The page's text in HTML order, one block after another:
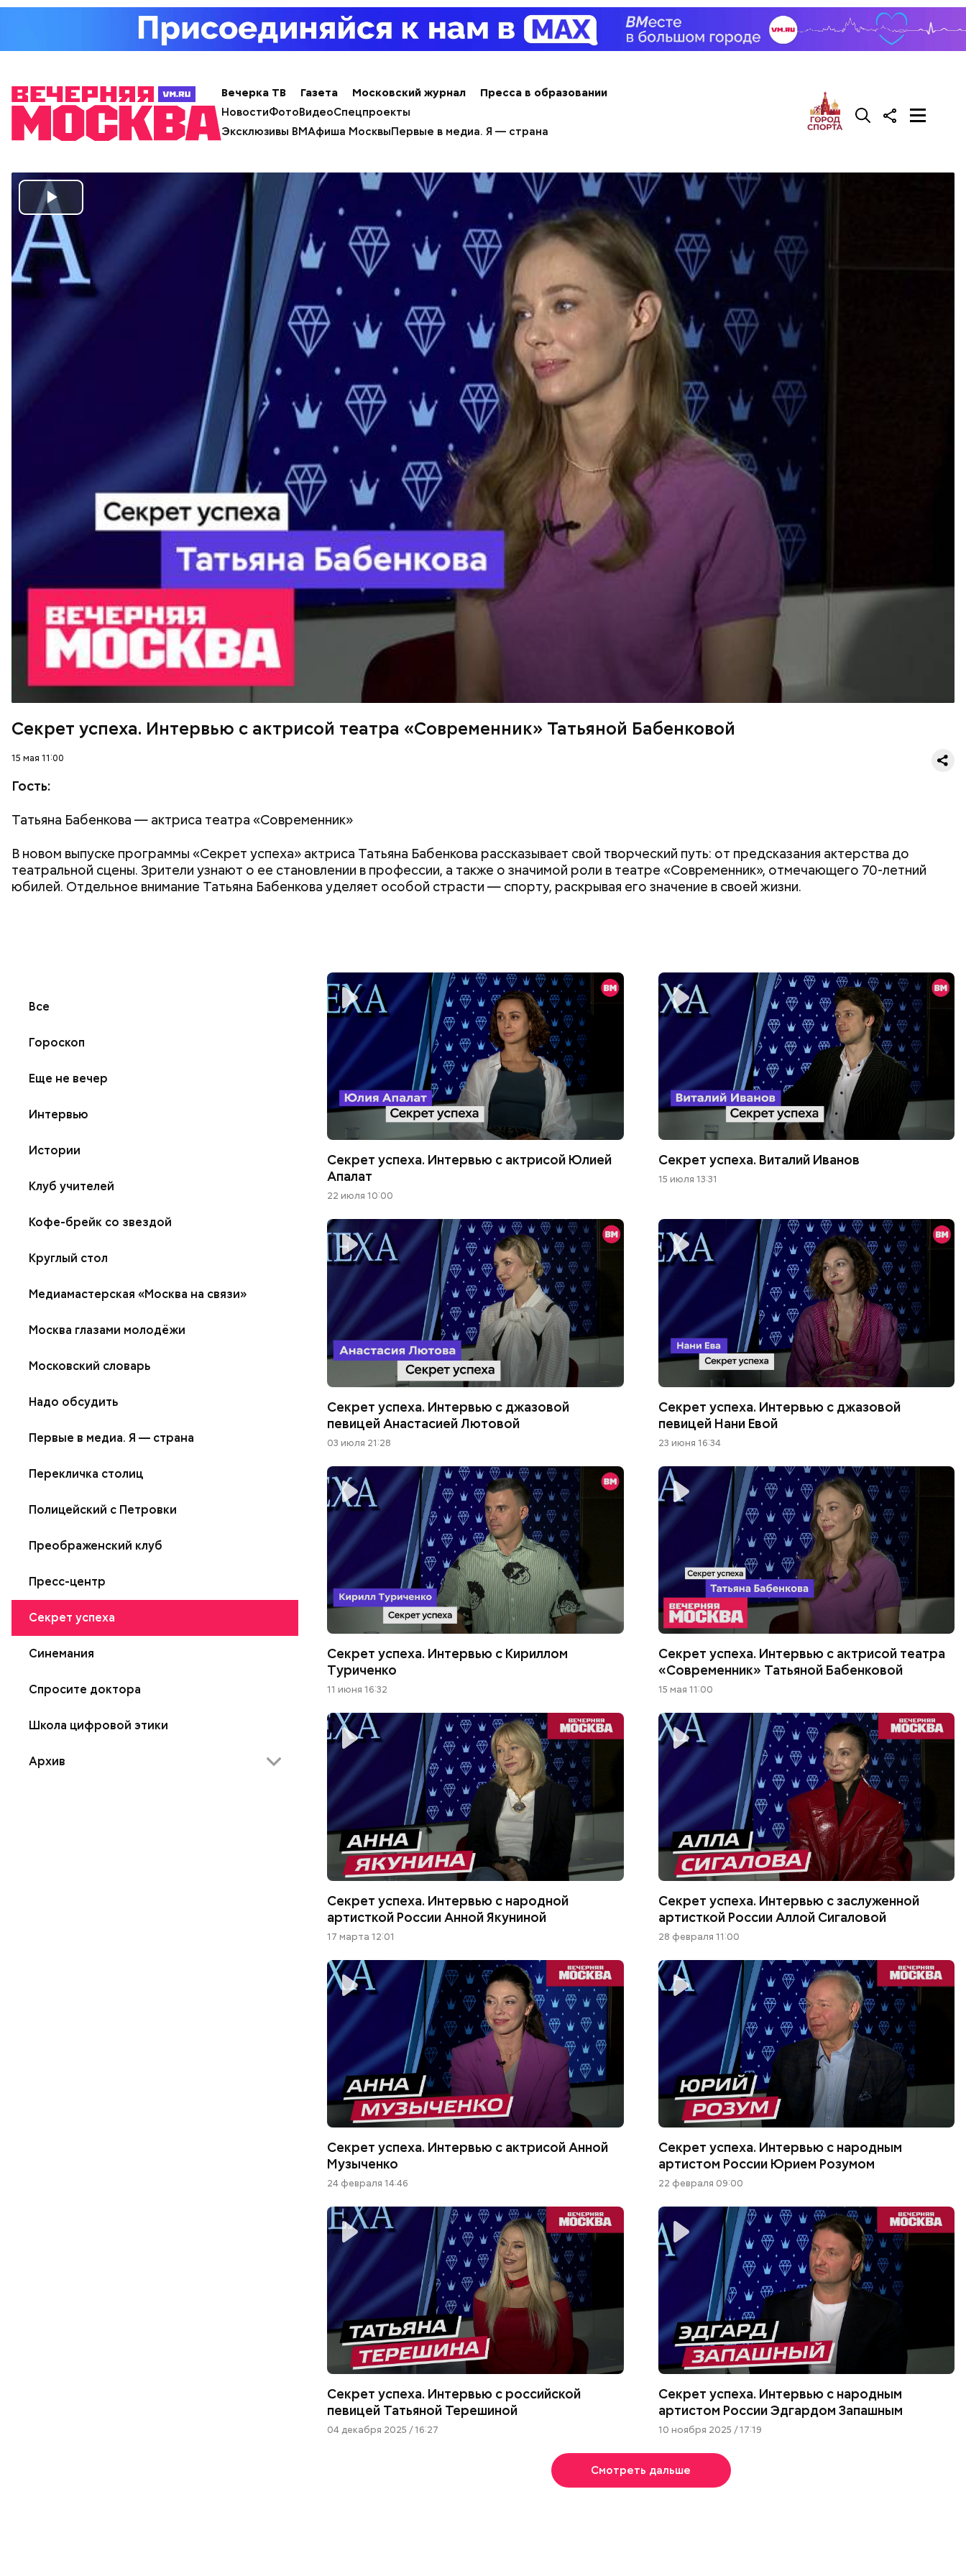
Вечерка ТВ Газета Московский журнал
Пресса в образовании
НовостиФотоВидеоСпецпроекты
Эксклюзивы ВМАфиша МосквыПервые в медиа. Я — страна
Play
Video
Секрет успеха. Интервью с актрисой театра «Современник» Татьяной Бабенковой
15 мая 11:00
Гость:
Татьяна Бабенкова — актриса театра «Современник»
В новом выпуске программы «Секрет успеха» актриса Татьяна Бабенкова рассказывает свой творческий путь: от предсказания актерства до
театральной сцены. Зрители узнают о ее становлении в профессии, а также о значимой роли в театре «Современник», отмечающего 70-летний
юбилей. Отдельное внимание Татьяна Бабенкова уделяет особой страсти — спорту, раскрывая его значение в своей жизни.
Все
Гороскоп
Еще не вечер
Интервью
Истории
Клуб учителей
Кофе-брейк со звездой
Круглый стол
Медиамастерская «Москва на связи»
Москва глазами молодёжи
Московский словарь
Надо обсудить
Первые в медиа. Я — страна
Перекличка столиц
Полицейский с Петровки
Преображенский клуб
Пресс-центр
Секрет успеха
Синемания
Спросите доктора
Школа цифровой этики
АрхивАкадемия народного творчества
Секрет успеха. Интервью с актрисой Юлией
Апалат
22 июля 10:00
Секрет успеха. Виталий Иванов
15 июля 13:31
Секрет успеха. Интервью с джазовой
певицей Анастасией Лютовой
03 июля 21:28
Секрет успеха. Интервью с джазовой
певицей Нани Евой
23 июня 16:34
Секрет успеха. Интервью с Кириллом
Туриченко
11 июня 16:32
Секрет успеха. Интервью с актрисой театра
«Современник» Татьяной Бабенковой
15 мая 11:00
Секрет успеха. Интервью с народной
артисткой России Анной Якуниной
17 марта 12:01
Секрет успеха. Интервью с заслуженной
артисткой России Аллой Сигаловой
28 февраля 11:00
Секрет успеха. Интервью с актрисой Анной
Музыченко
24 февраля 14:46
Секрет успеха. Интервью с народным
артистом России Юрием Розумом
22 февраля 09:00
Секрет успеха. Интервью с российской
певицей Татьяной Терешиной
04 декабря 2025 / 16:27
Секрет успеха. Интервью с народным
артистом России Эдгардом Запашным
10 ноября 2025 / 17:19
Смотреть дальше